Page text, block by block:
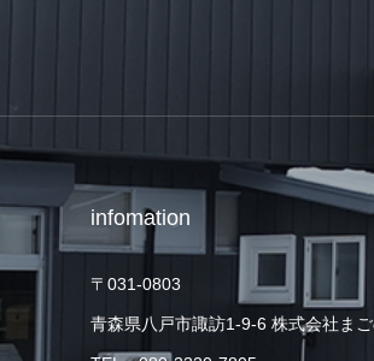
infomation
〒031-0803
青森県八戸市諏訪1-9-6 株式会社ま